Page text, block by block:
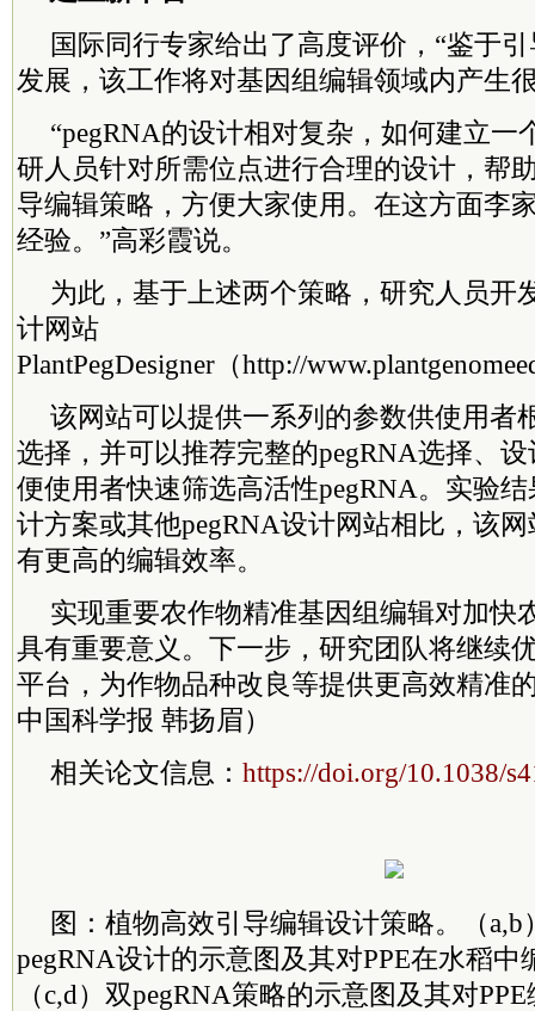
国际同行专家给出了高度评价，“鉴于
发展，该工作将对基因组编辑领域内产生
“pegRNA的设计相对复杂，如何建立一
研人员针对所需位点进行合理的设计，帮
导编辑策略，方便大家使用。在这方面李
经验。”高彩霞说。
为此，基于上述两个策略，研究人员开
计网站
PlantPegDesigner（http://
该网站可以提供一系列的参数供使用者
选择，并可以推荐完整的pegRNA选择、
便使用者快速筛选高活性pegRNA。实验
计方案或其他pegRNA设计网站相比，该
有更高的编辑效率。
实现重要农作物精准基因组编辑对加快
具有重要意义。下一步，研究团队将继续
平台，为作物品种改良等提供更高效精准
中国科学报 韩扬眉）
相关论文信息： https://doi.org/10.1038/
图：植物高效引导编辑设计策略。（a,b
pegRNA设计的示意图及其对PPE在水稻中
（c,d）双pegRNA策略的示意图及其对